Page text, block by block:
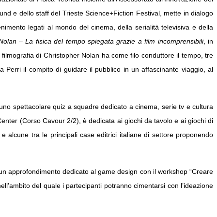
e dello staff del Trieste Science+Fiction Festival, mette in dialogo
legati al mondo del cinema, della serialità televisiva e della
– La fisica del tempo spiegata grazie a film incomprensibili, in
di Christopher Nolan ha come filo conduttore il tempo, tre
Perri il compito di guidare il pubblico in un affascinante viaggio, al
spettacolare quiz a squadre dedicato a cinema, serie tv e cultura
(Corso Cavour 2/2), è dedicata ai giochi da tavolo e ai giochi di
alcune tra le principali case editrici italiane di settore proponendo
approfondimento dedicato al game design con il workshop “Creare
del quale i partecipanti potranno cimentarsi con l’ideazione